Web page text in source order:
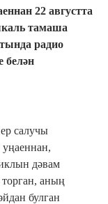
22 августта
тамаша
радио
белән
салучы
дәвам
аның
булган